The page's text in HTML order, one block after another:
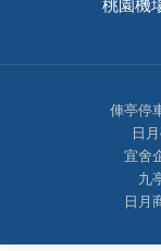
俥亭停
日
宜舍
九
日月